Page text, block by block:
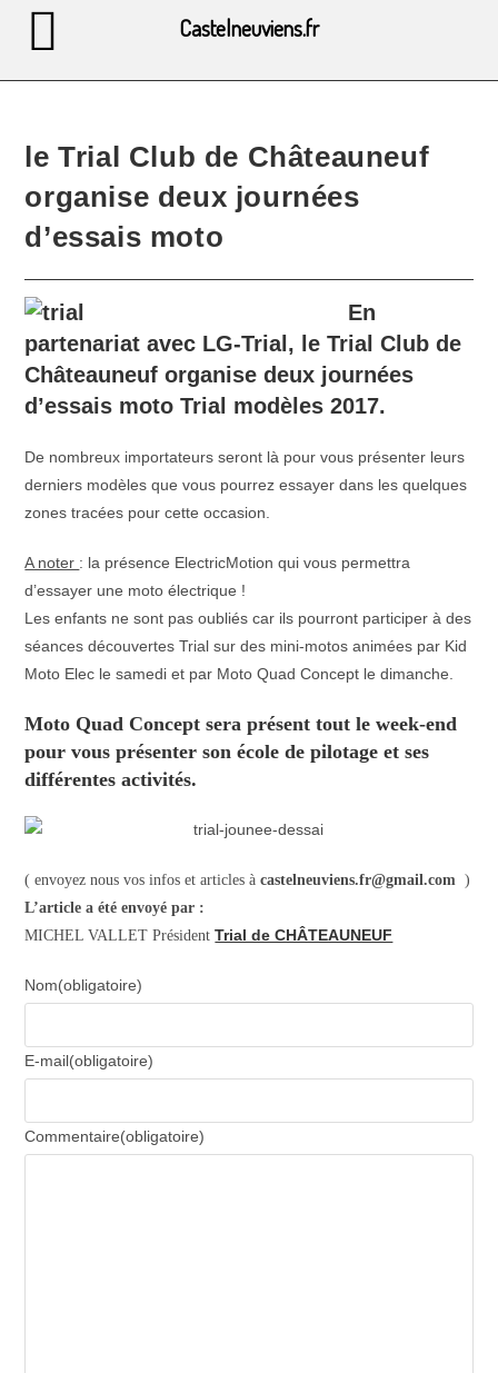
le Trial Club de Châteauneuf
organise deux journées
d’essais moto
En
partenariat avec LG-Trial, le Trial Club de
Châteauneuf organise deux journées
d’essais moto Trial modèles 2017.
De nombreux importateurs seront là pour vous présenter leurs
derniers modèles que vous pourrez essayer dans les quelques
zones tracées pour cette occasion.
A noter : la présence ElectricMotion qui vous permettra
d’essayer une moto électrique !
Les enfants ne sont pas oubliés car ils pourront participer à des
séances découvertes Trial sur des mini-motos animées par Kid
Moto Elec le samedi et par Moto Quad Concept le dimanche.
Moto Quad Concept sera présent tout le week-end
pour vous présenter son école de pilotage et ses
différentes activités.
( envoyez nous vos infos et articles àcastelneuviens.fr@gmail.com )
L’article a été envoyé par :
MICHEL VALLET PrésidentTrial de CHÂTEAUNEUF
Nom(obligatoire)
E-mail(obligatoire)
Commentaire(obligatoire)
Castelneuviens.fr